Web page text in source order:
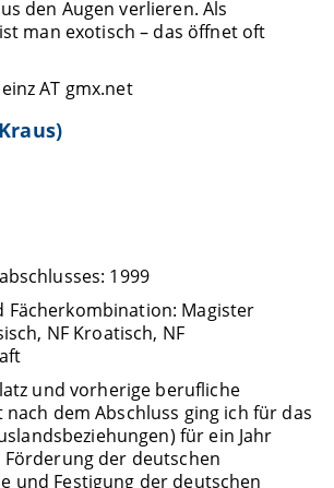
den Augen verlieren. Als
man exotisch – das öffnet oft
AT gmx.net
1999
Fächerkombination: Magister
NF Kroatisch, NF
und vorherige berufliche
dem Abschluss ging ich für das
für ein Jahr
Förderung der deutschen
und Festigung der deutschen